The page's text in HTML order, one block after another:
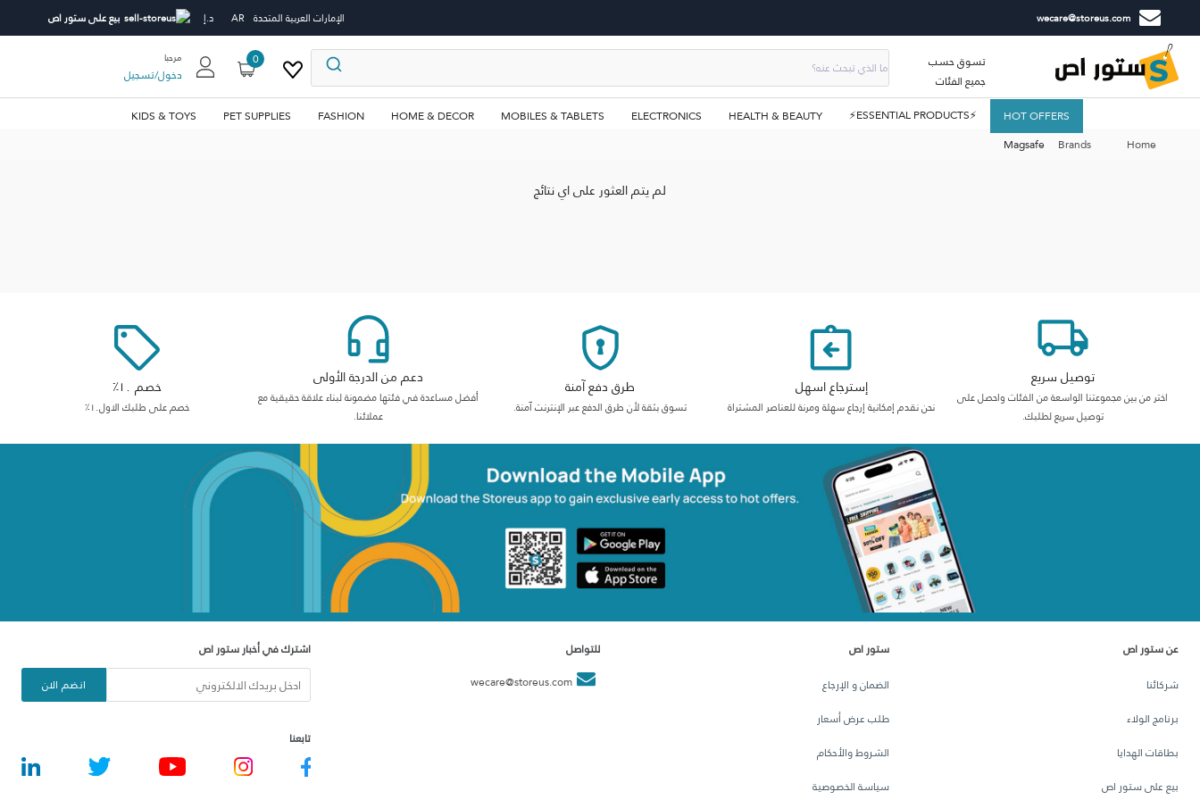
wecare@storeus.com الإمارات العربية المتحدة AR د.إ بيع على ستور اص
تسوق حسب
جميع الفئات
0 مرحبا
دخول/تسجيل
HOT OFFERS
⚡ESSENTIAL PRODUCTS⚡
HEALTH & BEAUTY
ELECTRONICS
MOBILES & TABLETS
HOME & DECOR
FASHION
PET SUPPLIES
KIDS & TOYS
Home
Brands
Magsafe
لم يتم العثور على اي نتائج
توصيل سريع
اختر من بين مجموعتنا الواسعة من الفئات واحصل على
توصيل سريع لطلبك.
إسترجاع اسهل
نحن نقدم إمكانية إرجاع سهلة ومرنة للعناصر المشتراة
طرق دفع آمنة
تسوق بثقة لأن طرق الدفع عبر الإنترنت آمنة.
دعم من الدرجة الأولى
أفضل مساعدة في فئتها مضمونة لبناء علاقة حقيقية مع
عملائنا.
خصم ١٠٪
خصم على طلبك الاول١٠٪
عن ستور اص
شركائنا
برنامج الولاء
بطاقات الهدايا
بيع على ستور اص
ستور اص
الضمان و الإرجاع
طلب عرض أسعار
الشروط والأحكام
سياسة الخصوصية
للتواصل
wecare@storeus.com
اشترك في أخبار ستور اص
انضم الان
تابعنا